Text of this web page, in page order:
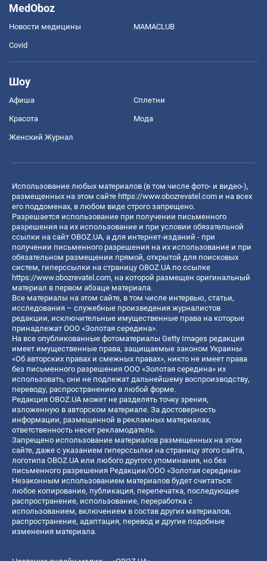
MedOboz
Новости медицины MAMACLUB
Covid
Шоу
Афиша Сплетни
Красота Мода
Женский Журнал
Использование любых материалов (в том числе фото- и видео-),
размещенных на этом сайте https://www.obozrevatel.com и на всех
его поддоменах, в любом виде строго запрещено.
Разрешается использование при получении письменного
разрешения на их использование и при условии обязательной
ссылки на сайт OBOZ.UA, а для интернет-изданий - при
получении письменного разрешения на их использование и при
обязательном размещении прямой, открытой для поисковых
систем, гиперссылки на страницу OBOZ.UA по ссылке
https://www.obozrevatel.com, на которой размещен оригинальный
материал в первом абзаце материала.
Все материалы на этом сайте, в том числе интервью, статьи,
исследования – служебные произведения журналистов
редакции, исключительные имущественные права на которые
принадлежат ООО «Золотая середина».
На все опубликованные фотоматериалы Getty Images редакция
имеет имущественные права, защищаемые законом Украины
«Об авторских правах и смежных правах», никто не имеет права
без письменного разрешения ООО «Золотая середина» их
использовать, они не подлежат дальнейшему воспроизводству,
переводу, распространению в любой форме.
Редакция OBOZ.UA может не разделять точку зрения,
изложенную в авторском материале. За достоверность
информации, размещенной в рекламных материалах,
ответственность несет рекламодатель.
Запрещено использование материалов размещенных на этом
сайте, даже с указанием гиперссылки на страницу этого сайта,
логотипа OBOZ.UA или любого другого упоминания, но без
письменного разрешения Редакции/ООО «Золотая середина»
Незаконным использованием материалов будет считаться:
любое копирование, публикация, перепечатка, последующее
распространение, использование, переработка с
использованием, включением в состав других материалов,
распространение, адаптация, перевод и другие подобные
изменения материала.